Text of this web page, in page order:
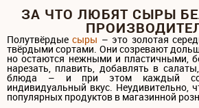
ЗА ЧТО ЛЮБЯТ СЫРЫ
Полутвёрдыесыры – это золотая
твёрдыми сортами. Они созревают
но остаются нежными и пластичными,
нарезать, плавить, добавлять в
блюда – и при этом каждый
индивидуальный вкус. Неудивительно,
популярных продуктов в магазинной